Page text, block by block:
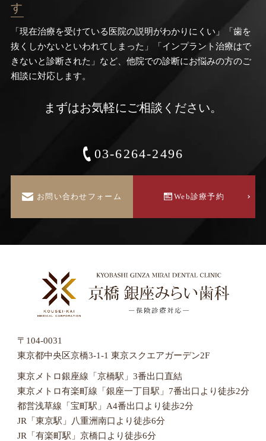
す
「現在治療を受けている医院の説明がわかりにくい」「歯を
抜くしかないといわれてしまった」「インプラント治療はで
きないと診断された」など、他院での診断にお悩みの方のご
相談に対応します。
まずはお気軽にご相談ください。
03-6264-2496
お問い合わせフォーム Web診療予約
〒104-0031
東京都中央区京橋3-1-1 東京スクエアガーデン2F
東京メトロ銀座線「京橋駅」3番出口直結
東京メトロ有楽町線「銀座一丁目駅」7番出口より徒歩2分
都営浅草線「宝町駅」A4番出口より徒歩2分
JR「東京駅」八重洲南口より徒歩6分
JR「有楽町駅」京橋口より徒歩6分